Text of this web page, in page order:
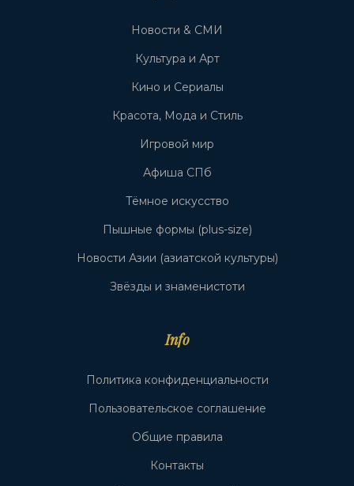
Новости & СМИ
Культура и Арт
Кино и Сериалы
Красота, Мода и Стиль
Игровой мир
Афиша СПб
Тёмное искусство
Пышные формы (plus-size)
Новости Азии (азиатской культуры)
Звёзды и знаменистоти
Info
Политика конфиденциальности
Пользовательское соглашение
Общие правила
Контакты